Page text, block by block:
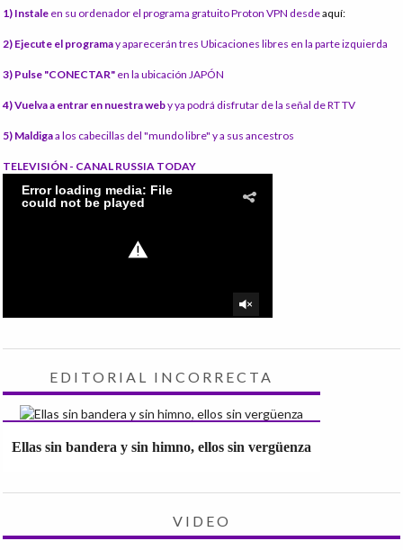
1) Instale en su ordenador el programa gratuito Proton VPN desdeaquí:
2) Ejecute el programay aparecerán tres Ubicaciones libres en la parte izquierda
3) Pulse "CONECTAR" en la ubicación JAPÓN
4) Vuelva a entrar en nuestra weby ya podrá disfrutar de la señal de RT TV
5) Maldigaa los cabecillas del "mundo libre" y a sus ancestros
TELEVISIÓN - CANAL RUSSIA TODAY
EDITORIAL INCORRECTA
Ellas sin bandera y sin himno, ellos sin vergüenza
VIDEO